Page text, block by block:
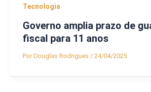
Tecnologia
Governo amplia prazo de
fiscal para 11 anos
PorDouglas Rodrigues / 24/04/2025